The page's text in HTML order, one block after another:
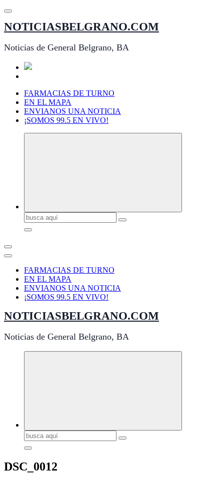
Saltar
contenido
NOTICIASBELGRANO.COM
Noticias de General Belgrano, BA
FARMACIAS DE TURNO
EN EL MAPA
ENVIANOS UNA NOTICIA
¡SOMOS 99.5 EN VIVO!
Buscar:
FARMACIAS DE TURNO
EN EL MAPA
ENVIANOS UNA NOTICIA
¡SOMOS 99.5 EN VIVO!
NOTICIASBELGRANO.COM
Noticias de General Belgrano, BA
Buscar:
DSC_0012